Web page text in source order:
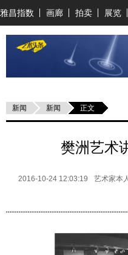
雅昌指数 画廊 拍卖 展览
新闻 新闻 正文
樊洲艺术
2016-10-24 12:03:19 艺术家本